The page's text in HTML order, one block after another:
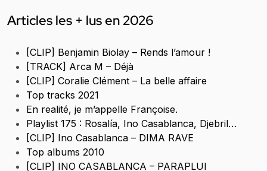
Articles les + lus en 2026
[CLIP] Benjamin Biolay – Rends l’amour !
[TRACK] Arca M – Déjà
[CLIP] Coralie Clément – La belle affaire
Top tracks 2021
En realité, je m’appelle Françoise.
Playlist 175 : Rosalía, Ino Casablanca, Djebril…
[CLIP] Ino Casablanca – DIMA RAVE
Top albums 2010
[CLIP] INO CASABLANCA – PARAPLUI